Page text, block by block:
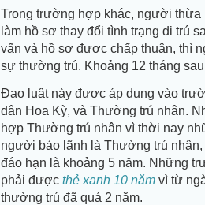
Trong trường hợp khác, người
làm hồ sơ thay đổi tình trạng di trú
vấn và hồ sơ được chấp thuận, thì
sự thường trú. Khoảng 12 tháng
Đạo luật này được áp dụng vào
dân Hoa Kỳ, và Thường trú nhân.
hợp Thường trú nhân vì thời nay
người bảo lãnh là Thường trú
đáo hạn là khoảng 5 năm. Những
phải được thẻ xanh 10 năm vì từ
thường trú đã quá 2 năm.